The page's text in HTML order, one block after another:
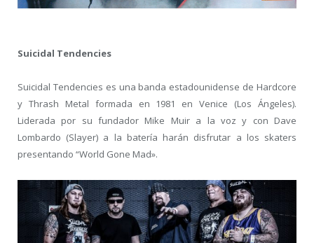
Suicidal Tendencies
Suicidal Tendencies es una banda estadounidense de Hardcore
y Thrash Metal formada en 1981 en Venice (Los Ángeles).
Liderada por su fundador Mike Muir a la voz y con Dave
Lombardo (Slayer) a la batería harán disfrutar a los skaters
presentando “World Gone Mad».